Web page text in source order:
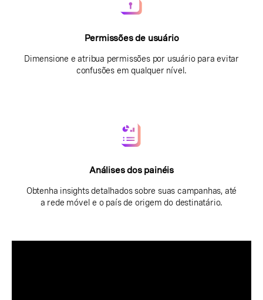
Permissões de usuário
Dimensione e atribua permissões por usuário para evitar
confusões em qualquer nível.
Análises dos painéis
Obtenha insights detalhados sobre suas campanhas, até
a rede móvel e o país de origem do destinatário.